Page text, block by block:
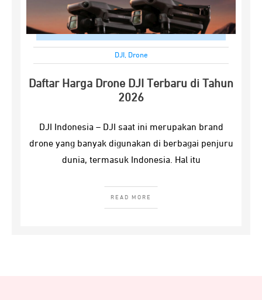
DJI , Drone
Daftar Harga Drone DJI Terbaru di Tahun
2026
DJI Indonesia – DJI saat ini merupakan brand
drone yang banyak digunakan di berbagai penjuru
dunia, termasuk Indonesia. Hal itu
READ MORE